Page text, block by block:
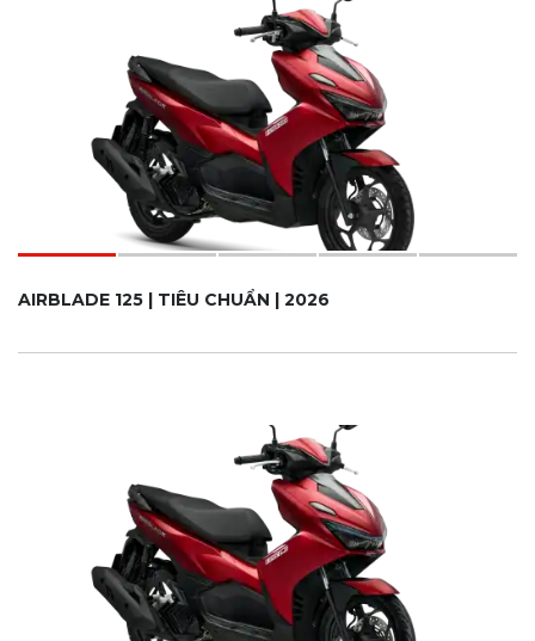
AIRBLADE 125 | TIÊU CHUẨN | 2026